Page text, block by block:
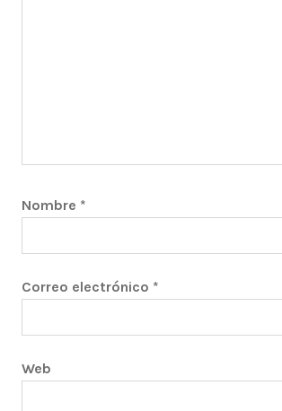
Nombre *
Correo electrónico *
Web